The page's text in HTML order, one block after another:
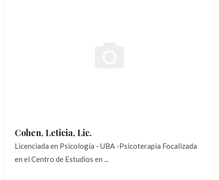
Cohen, Leticia, Lic.
Licenciada en Psicología - UBA -Psicoterapia Focalizada
en el Centro de Estudios en ...